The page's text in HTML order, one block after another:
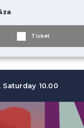
Ticket
Saturday 10.00